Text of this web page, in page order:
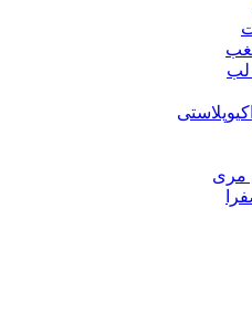
لب
مری